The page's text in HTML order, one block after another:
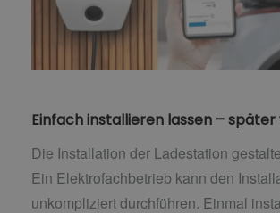
Einfach installieren lassen –
Die Installation der Ladestation
Ein Elektrofachbetrieb kann den
unkompliziert durchführen. Einmal